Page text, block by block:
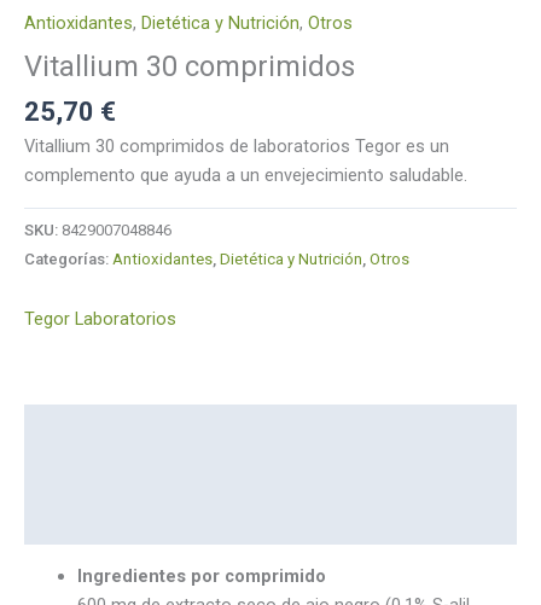
Antioxidantes, Dietética y Nutrición, Otros
Vitallium 30 comprimidos
25,70 €
Vitallium 30 comprimidos de laboratorios Tegor es un
complemento que ayuda a un envejecimiento saludable.
SKU: 8429007048846
Categorías: Antioxidantes, Dietética y Nutrición, Otros
Tegor Laboratorios
Ingredientes por comprimido